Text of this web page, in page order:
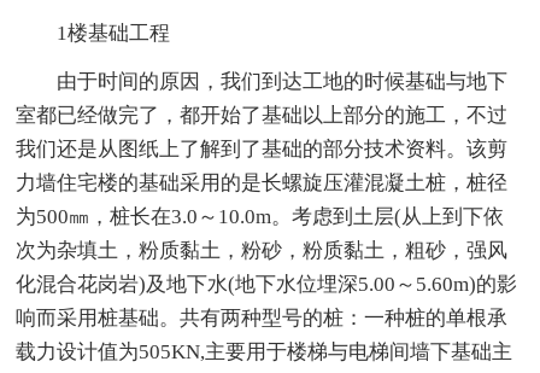
1楼基础工程
由于时间的原因，我们到达工地的时候基础与地下
室都已经做完了，都开始了基础以上部分的施工，不过
我们还是从图纸上了解到了基础的部分技术资料。该剪
力墙住宅楼的基础采用的是长螺旋压灌混凝土桩，桩径
为500㎜，桩长在3.0～10.0m。考虑到土层(从上到下依
次为杂填土，粉质黏土，粉砂，粉质黏土，粗砂，强风
化混合花岗岩)及地下水(地下水位埋深5.00～5.60m)的影
响而采用桩基础。共有两种型号的桩：一种桩的单根承
载力设计值为505KN,主要用于楼梯与电梯间墙下基础主